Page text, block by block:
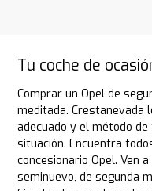
Tu coche de
Comprar un Opel de
meditada. Crestanevada
adecuado y el método
situación. Encuentra
concesionario Opel. Ven
seminuevo, de segunda